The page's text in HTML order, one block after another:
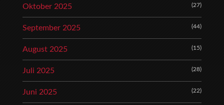
Oktober 2025 (27)
September 2025 (44)
August 2025 (15)
Juli 2025 (28)
Juni 2025 (22)